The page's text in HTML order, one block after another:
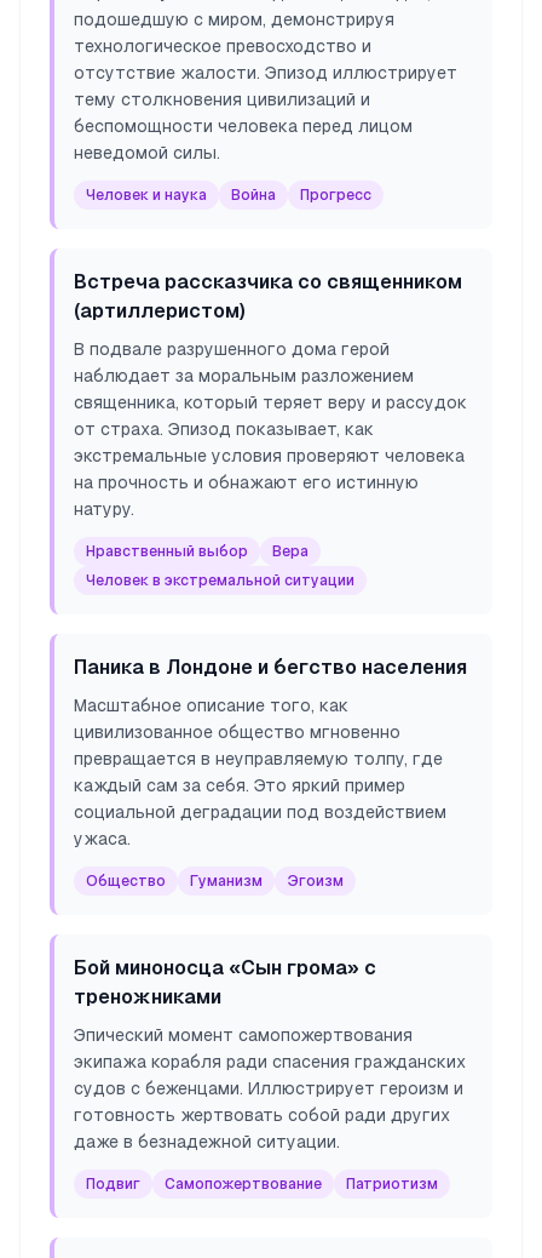
подошедшую с миром, демонстрируя
технологическое превосходство и
отсутствие жалости. Эпизод иллюстрирует
тему столкновения цивилизаций и
беспомощности человека перед лицом
неведомой силы.
Человек и наука Война Прогресс
Встреча рассказчика со священником
(артиллеристом)
В подвале разрушенного дома герой
наблюдает за моральным разложением
священника, который теряет веру и рассудок
от страха. Эпизод показывает, как
экстремальные условия проверяют человека
на прочность и обнажают его истинную
натуру.
Нравственный выбор
Вера
Человек в экстремальной ситуации
Паника в Лондоне и бегство населения
Масштабное описание того, как
цивилизованное общество мгновенно
превращается в неуправляемую толпу, где
каждый сам за себя. Это яркий пример
социальной деградации под воздействием
ужаса.
Общество Гуманизм Эгоизм
Бой миноносца «Сын грома» с
треножниками
Эпический момент самопожертвования
экипажа корабля ради спасения гражданских
судов с беженцами. Иллюстрирует героизм и
готовность жертвовать собой ради других
даже в безнадежной ситуации.
Подвиг Самопожертвование Патриотизм